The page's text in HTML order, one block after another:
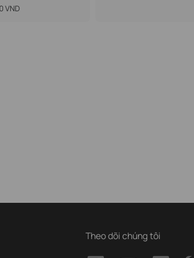
VND
Theo dõi chúng tôi